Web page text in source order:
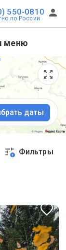
550-0810
по России
меню
даты
1 Фильтры